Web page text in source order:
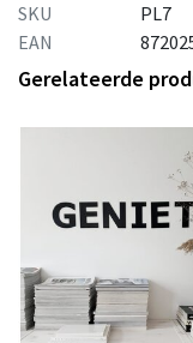
SKU
PL7
EAN
Gerelateerde